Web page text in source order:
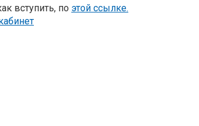
вступить, по этой ссылке.